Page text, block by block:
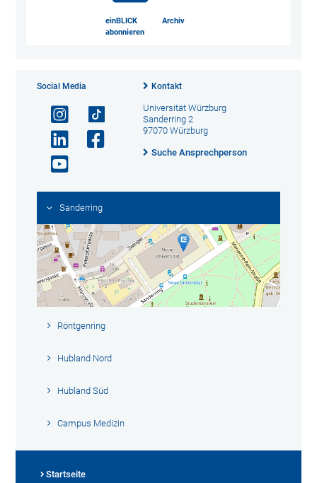
einBLICK
abonnieren
Archiv
Social Media Kontakt
Universität Würzburg
Sanderring 2
97070 Würzburg
Suche Ansprechperson
Sanderring
Röntgenring
Hubland Nord
Hubland Süd
Campus Medizin
Startseite